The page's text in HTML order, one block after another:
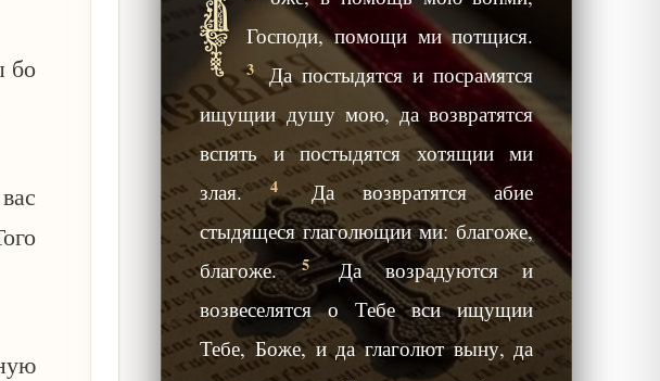
бо
Господи, помощи ми потщися.
3 Да постыдятся и посрамятся
ищущии душу мою, да возвратятся
вспять и постыдятся хотящии ми
злая.4 Да возвратятся абие
стыдящеся глаголющии ми: благоже,
благоже.5 Да возрадуются и
возвеселятся о Тебе вси ищущии
Тебе, Боже, и да глаголют выну, да